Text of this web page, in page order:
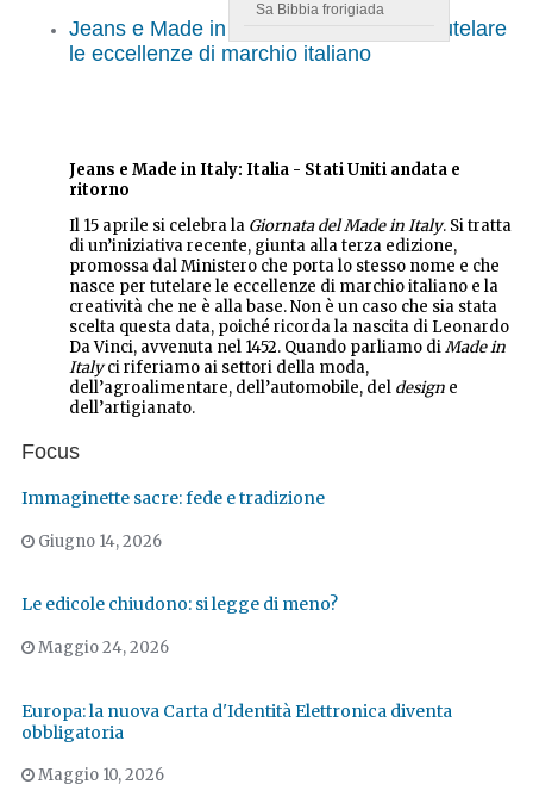
Sa Bibbia frorigiada
Jeans e Made in Italy: un'iniziativa per tutelare
le eccellenze di marchio italiano
Jeans e Made in Italy: Italia - Stati Uniti andata e
ritorno
Il 15 aprile si celebra la Giornata del Made in Italy. Si tratta
di un’iniziativa recente, giunta alla terza edizione,
promossa dal Ministero che porta lo stesso nome e che
nasce per tutelare le eccellenze di marchio italiano e la
creatività che ne è alla base. Non è un caso che sia stata
scelta questa data, poiché ricorda la nascita di Leonardo
Da Vinci, avvenuta nel 1452. Quando parliamo diMade in
Italyci riferiamo ai settori della moda,
dell’agroalimentare, dell’automobile, del design e
dell’artigianato.
Focus
Immaginette sacre: fede e tradizione
Giugno 14, 2026
Le edicole chiudono: si legge di meno?
Maggio 24, 2026
Europa: la nuova Carta d'Identità Elettronica diventa
obbligatoria
Maggio 10, 2026